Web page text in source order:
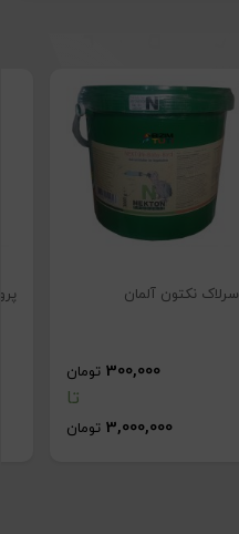
سرلاک نکتون آلمان
300,000 تومان
تا
3,000,000 تومان